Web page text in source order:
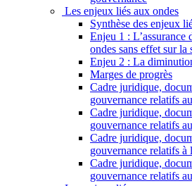
Les enjeux liés aux ondes
Synthèse des enjeux
Enjeu 1 : L’assurance
ondes sans effet sur la
Enjeu 2 : La
Marges de progrès
Cadre juridique,
gouvernance relatifs
Cadre juridique,
gouvernance relatifs
Cadre juridique,
gouvernance relatifs à
Cadre juridique,
gouvernance relatifs